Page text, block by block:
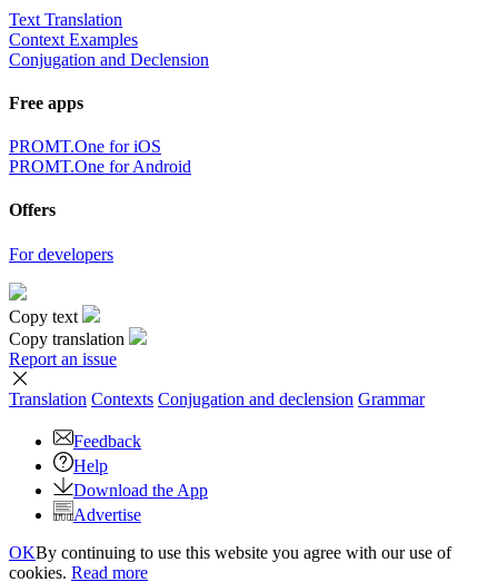
Text Translation
Context Examples
Conjugation and Declension
Free apps
PROMT.One for iOS
PROMT.One for Android
Offers
For developers
Copy text
Copy translation
Report an issue
Translation Contexts Conjugation and declension Grammar
Feedback
Help
Download the App
Advertise
OKBy continuing to use this website you agree with our use of
cookies. Read more